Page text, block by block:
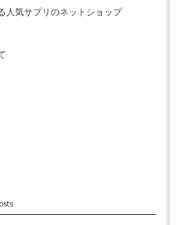
人気サプリのネットショップ